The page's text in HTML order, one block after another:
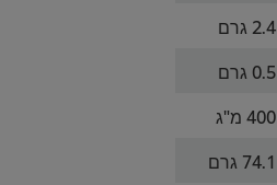
2.4 גרם
0.5 גרם
400 מ"ג
74.1 גרם